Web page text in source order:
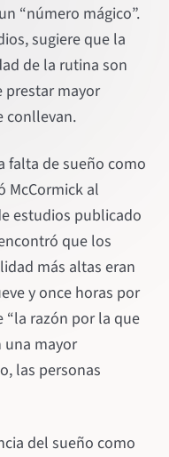
“número mágico”.
sugiere que la
de la rutina son
prestar mayor
conllevan.
falta de sueño como
McCormick al
estudios publicado
que los
más altas eran
y once horas por
“la razón por la que
una mayor
las personas
del sueño como